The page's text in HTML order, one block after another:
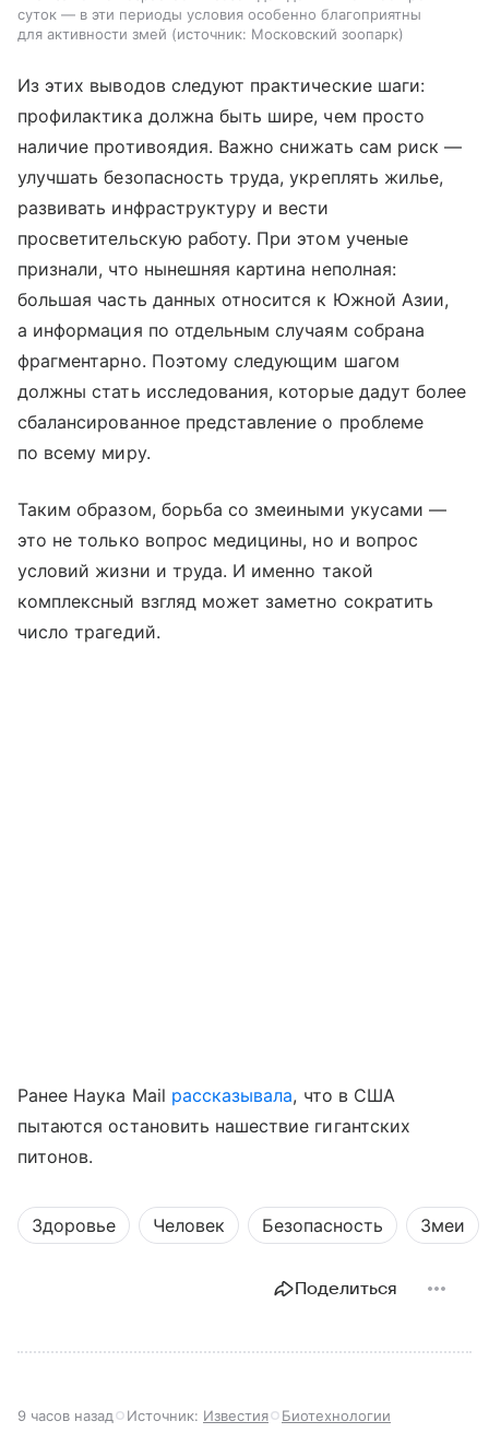
суток — в эти периоды условия особенно благоприятны
для активности змей
источник: Московский зоопарк
Из этих выводов следуют практические шаги:
профилактика должна быть шире, чем просто
наличие противоядия. Важно снижать сам риск —
улучшать безопасность труда, укреплять жилье,
развивать инфраструктуру и вести
просветительскую работу. При этом ученые
признали, что нынешняя картина неполная:
большая часть данных относится к Южной Азии,
а информация по отдельным случаям собрана
фрагментарно. Поэтому следующим шагом
должны стать исследования, которые дадут более
сбалансированное представление о проблеме
по всему миру.
Таким образом, борьба со змеиными укусами —
это не только вопрос медицины, но и вопрос
условий жизни и труда. И именно такой
комплексный взгляд может заметно сократить
число трагедий.
Ранее Наука Mail рассказывала, что в США
пытаются остановить нашествие гигантских
питонов.
Здоровье Человек Безопасность Змеи
Поделиться
9 часов назад Источник: Известия Биотехнологии